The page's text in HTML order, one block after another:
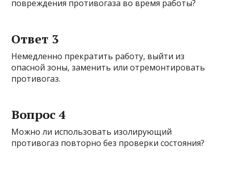
повреждения противогаза во время работы?
Ответ 3
Немедленно прекратить работу, выйти из
опасной зоны, заменить или отремонтировать
противогаз.
Вопрос 4
Можно ли использовать изолирующий
противогаз повторно без проверки состояния?